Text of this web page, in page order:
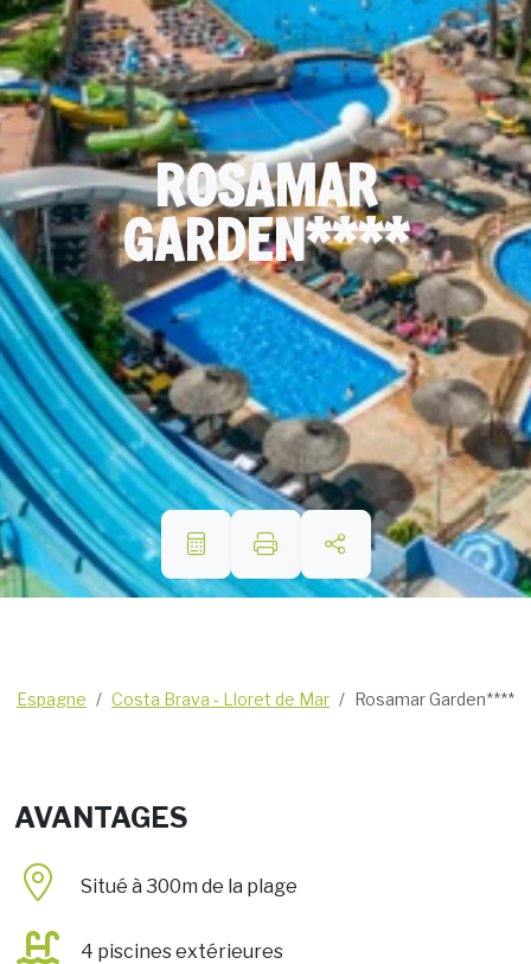
ROSAMAR
GARDEN****
Espagne Costa Brava - Lloret de Mar Rosamar Garden****
AVANTAGES
Situé à 300m de la plage
4 piscines extérieures